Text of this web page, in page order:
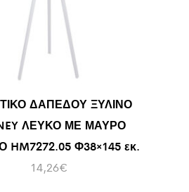
ΔΑΠΕΔΟΥ ΞΥΛΙΝΟ
ΛΕΥΚΟ ΜΕ ΜΑΥΡΟ
Φ38×145 εκ.
14,26€